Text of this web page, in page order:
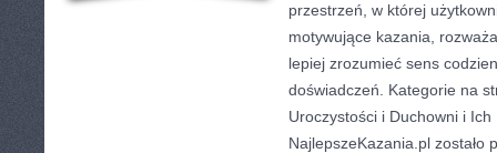
przestrzeń, w której
motywujące kazania,
lepiej zrozumieć sens
doświadczeń. Kategorie na
Uroczystości i Duchowni i Ich
NajlepszeKazania.pl zostało